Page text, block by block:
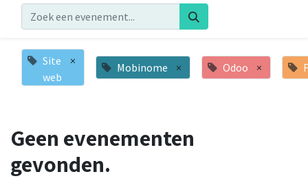
Site
web
× Mobinome × Odoo ×
Geen evenementen
gevonden.